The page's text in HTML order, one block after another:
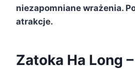
niezapomniane wrażenia.
atrakcje.
Zatoka Ha Long –